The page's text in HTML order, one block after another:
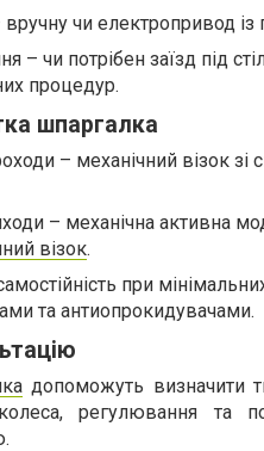
чи електропривод із
– чи потрібен заїзд під
процедур.
шпаргалка
– механічний візок
– механічна активна
візок.
при
та антиопрокидувачами.
допоможуть визначити
регулювання та